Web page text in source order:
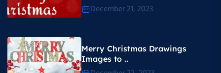
December 21, 2023
Merry Christmas Drawings
Images to ..